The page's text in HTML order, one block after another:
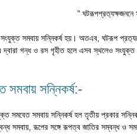
” ঘটরূপপ্রত‍্যক্ষজননে
সংযুক্ত সমবায় সন্নিকর্ষ হয়। অতএব, ঘটরূপ
গন্ধ ও রস গৃহীত হলে এসব স্থলেও সংযুক্ত
সন্নিকর্ষ:-
সমবেত সমবায় সন্নিকর্ষ হল তৃতীয় প্রকার
সমবায়, রূপের সঙ্গে রূপত্ব জাতির সম্বন্ধ ও